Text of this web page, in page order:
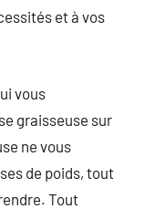
et à vos
vous
graisseuse sur
ne vous
de poids, tout
Tout